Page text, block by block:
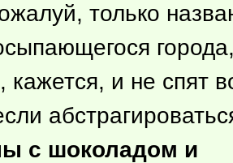
только
города,
и не спят
с шоколадом и